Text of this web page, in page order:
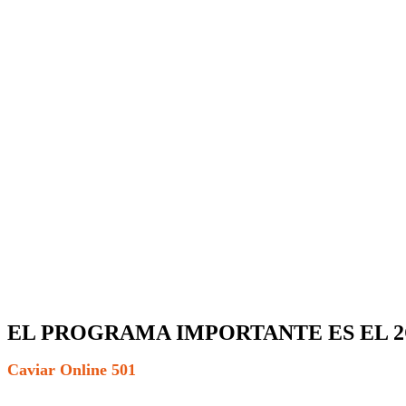
EL PROGRAMA IMPORTANTE ES EL
Caviar Online 501